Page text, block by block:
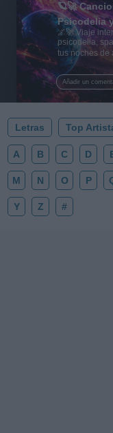
Añadir un
🪐🚀
Psicodelia
🌌🚀 Viaje
psicodelia,
tus noches de
al firmamento
esta
✨⭐
Letras Top
A B C D
M N O P
Y Z #